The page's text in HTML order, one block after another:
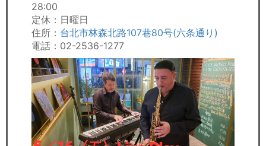
28:00
定休：日曜日
住所： 台北市林森北路107巷80号(六条通り)
電話：02-2536-1277 ​​